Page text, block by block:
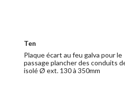
Ten
Plaque écart au feu galva pour le
passage plancher des conduits
isolé Ø ext. 130 à 350mm